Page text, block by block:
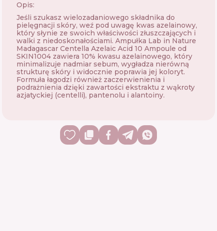
Opis:
Jeśli szukasz wielozadaniowego składnika do
pielęgnacji skóry, weź pod uwagę kwas azelainowy,
który słynie ze swoich właściwości złuszczających i
walki z niedoskonałościami. Ampułka Lab in Nature
Madagascar Centella Azelaic Acid 10 Ampoule od
SKIN1004 zawiera 10% kwasu azelainowego, który
minimalizuje nadmiar sebum, wygładza nierówną
strukturę skóry i widocznie poprawia jej koloryt.
Formuła łagodzi również zaczerwienienia i
podrażnienia dzięki zawartości ekstraktu z wąkroty
azjatyckiej (centelli), pantenolu i alantoiny.